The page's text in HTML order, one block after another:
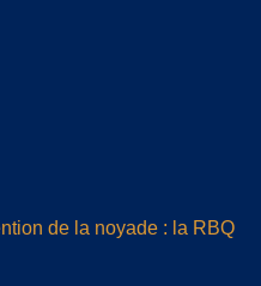
de la noyade : la RBQ